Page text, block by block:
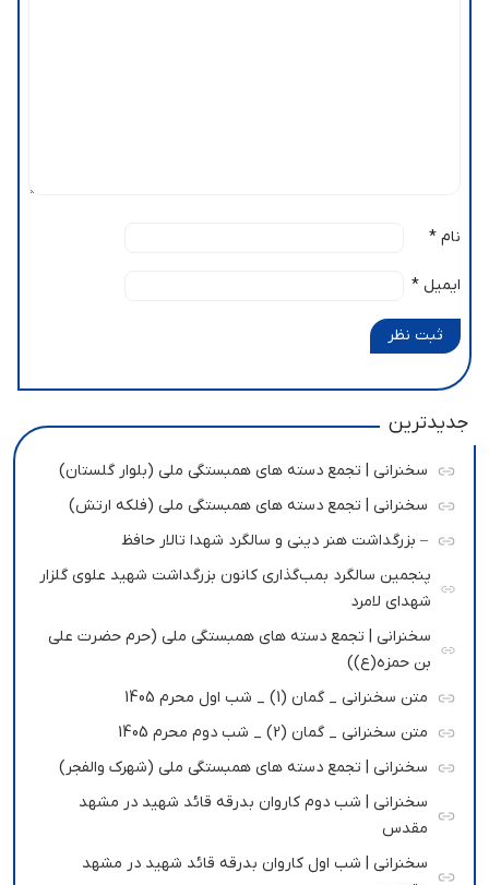
نام *
ایمیل *
ثبت نظر
جدیدترین
سخنرانی | تجمع دسته های همبستگی ملی (بلوار گلستان)
سخنرانی | تجمع دسته های همبستگی ملی (فلکه ارتش)
– بزرگداشت هنر دینی و سالگرد شهدا تالار حافظ
پنجمین سالگرد بمب‌گذاری کانون بزرگداشت شهید علوی گلزار
شهدای لامرد
سخنرانی | تجمع دسته های همبستگی ملی (حرم حضرت علی
بن حمزه(ع))
متن سخنرانی _ گمان (1) _ شب اول محرم 1405
متن سخنرانی _ گمان (2) _ شب دوم محرم 1405
سخنرانی | تجمع دسته های همبستگی ملی (شهرک والفجر)
سخنرانی | شب دوم کاروان بدرقه قائد شهید در مشهد
مقدس
سخنرانی | شب اول کاروان بدرقه قائد شهید در مشهد